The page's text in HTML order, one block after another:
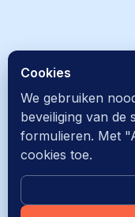
Cookies
We gebruiken
beveiliging van de
formulieren. Met
cookies toe.